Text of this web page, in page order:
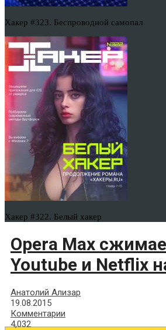
Хакер #323. Беспроводной самопал
Хакер #322. Белый хакер
Opera Max
Youtube и Netflix
Анатолий Ализар
19.08.2015
Комментарии
4,032